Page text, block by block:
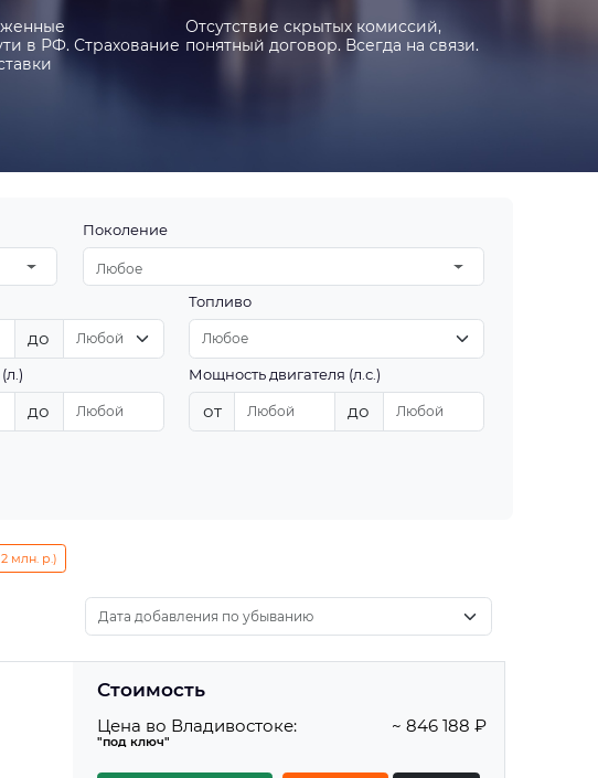
в РФ. Страхование
Отсутствие скрытых комиссий,
понятный договор. Всегда на связи.
Поколение
Любое
до
Топливо
до
Мощность двигателя (л.с.)
от до
млн. р.)
Стоимость
Цена во Владивостоке:
"под ключ"
~ 846 188 ₽